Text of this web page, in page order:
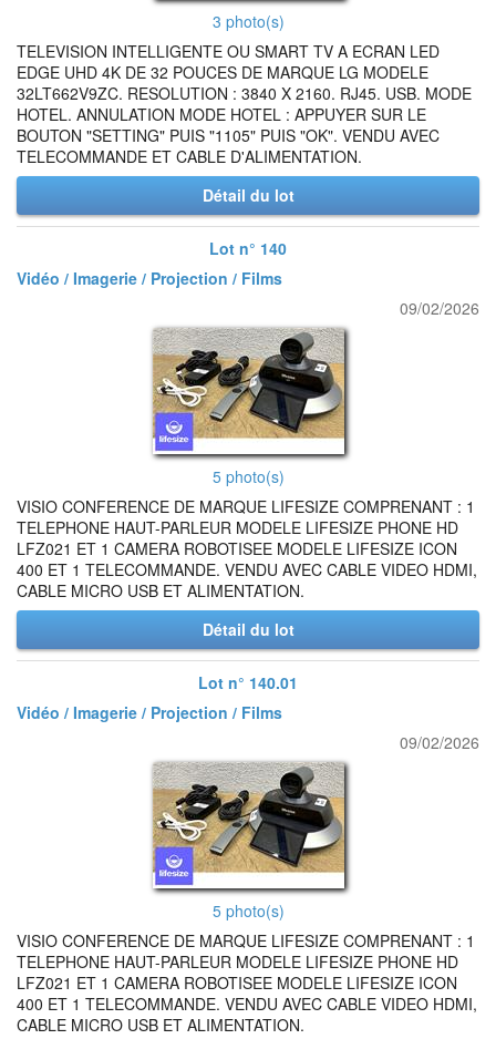
3 photo(s)
TELEVISION INTELLIGENTE OU SMART TV A ECRAN LED
EDGE UHD 4K DE 32 POUCES DE MARQUE LG MODELE
32LT662V9ZC. RESOLUTION : 3840 X 2160. RJ45. USB. MODE
HOTEL. ANNULATION MODE HOTEL : APPUYER SUR LE
BOUTON "SETTING" PUIS "1105" PUIS "OK". VENDU AVEC
TELECOMMANDE ET CABLE D'ALIMENTATION.
Détail du lot
Lot n° 140
Vidéo / Imagerie / Projection / Films
09/02/2026
5 photo(s)
VISIO CONFERENCE DE MARQUE LIFESIZE COMPRENANT : 1
TELEPHONE HAUT-PARLEUR MODELE LIFESIZE PHONE HD
LFZ021 ET 1 CAMERA ROBOTISEE MODELE LIFESIZE ICON
400 ET 1 TELECOMMANDE. VENDU AVEC CABLE VIDEO HDMI,
CABLE MICRO USB ET ALIMENTATION.
Détail du lot
Lot n° 140.01
Vidéo / Imagerie / Projection / Films
09/02/2026
5 photo(s)
VISIO CONFERENCE DE MARQUE LIFESIZE COMPRENANT : 1
TELEPHONE HAUT-PARLEUR MODELE LIFESIZE PHONE HD
LFZ021 ET 1 CAMERA ROBOTISEE MODELE LIFESIZE ICON
400 ET 1 TELECOMMANDE. VENDU AVEC CABLE VIDEO HDMI,
CABLE MICRO USB ET ALIMENTATION.